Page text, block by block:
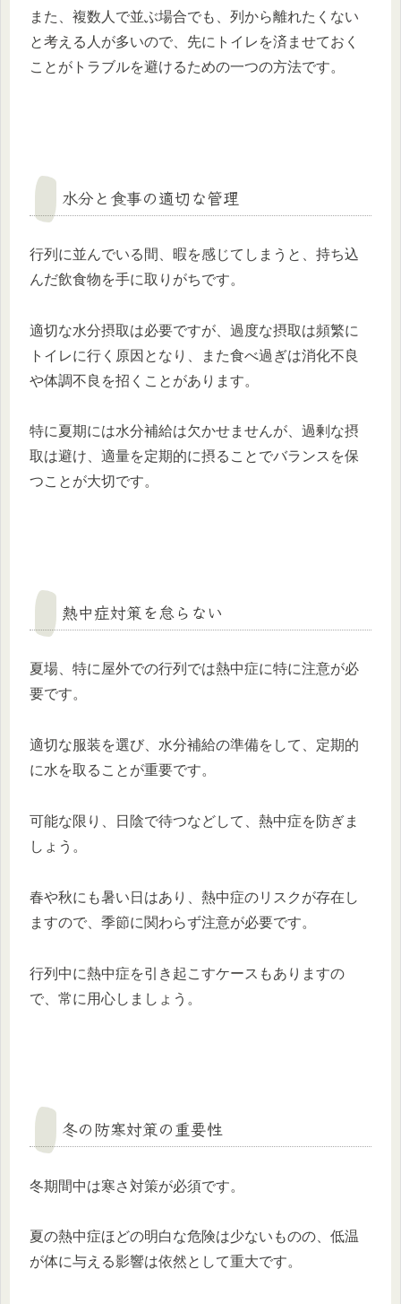
また、複数人で並ぶ場合でも、列から離れたくない
と考える人が多いので、先にトイレを済ませておく
ことがトラブルを避けるための一つの方法です。
水分と食事の適切な管理
行列に並んでいる間、暇を感じてしまうと、持ち込
んだ飲食物を手に取りがちです。
適切な水分摂取は必要ですが、過度な摂取は頻繁に
トイレに行く原因となり、また食べ過ぎは消化不良
や体調不良を招くことがあります。
特に夏期には水分補給は欠かせませんが、過剰な摂
取は避け、適量を定期的に摂ることでバランスを保
つことが大切です。
熱中症対策を怠らない
夏場、特に屋外での行列では熱中症に特に注意が必
要です。
適切な服装を選び、水分補給の準備をして、定期的
に水を取ることが重要です。
可能な限り、日陰で待つなどして、熱中症を防ぎま
しょう。
春や秋にも暑い日はあり、熱中症のリスクが存在し
ますので、季節に関わらず注意が必要です。
行列中に熱中症を引き起こすケースもありますの
で、常に用心しましょう。
冬の防寒対策の重要性
冬期間中は寒さ対策が必須です。
夏の熱中症ほどの明白な危険は少ないものの、低温
が体に与える影響は依然として重大です。